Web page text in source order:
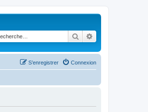
Rechercher
Connexion
S’enregistrer